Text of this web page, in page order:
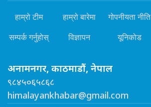
हाम्रो टीम हाम्रो बारेमा गोपनीयता नीति
सम्पर्क गर्नुहोस् विज्ञापन यूनिकोड
अनामनगर, काठमाडौं, नेपाल
९८४५०६५८६८
himalayankhabar@gmail.com